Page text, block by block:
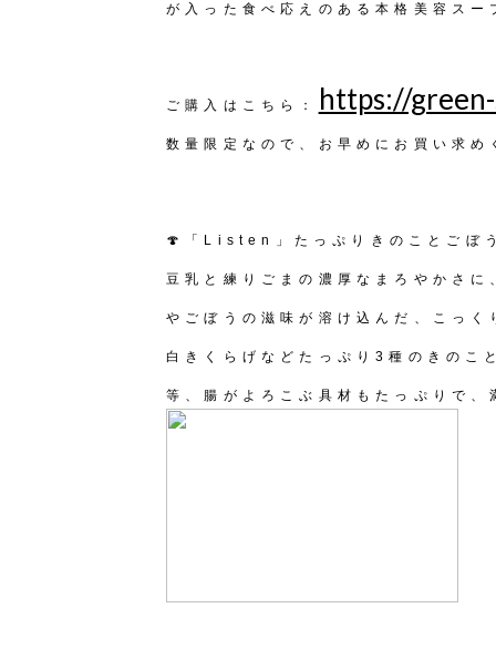
が入った食べ応えのある本格美容スー
ご購入はこちら： https://
数量限定なので、お早めにお買い求め
🍄「Listen」たっぷりきのことごぼ
豆乳と練りごまの濃厚なまろやかさ
やごぼうの滋味が溶け込んだ、こっ
白きくらげなどたっぷり3種のきのこ
等、腸がよろこぶ具材もたっぷりで